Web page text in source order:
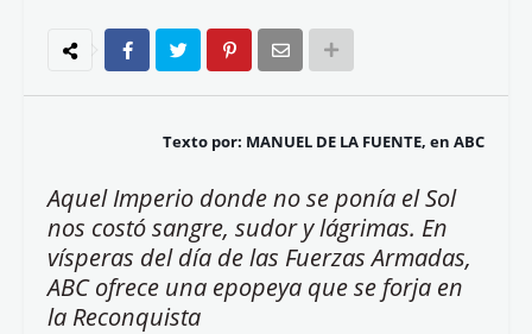
Texto por: MANUEL DE LA FUENTE, en ABC
Aquel Imperio donde no se ponía el Sol
nos costó sangre, sudor y lágrimas. En
vísperas del día de las Fuerzas Armadas,
ABC ofrece una epopeya que se forja en
la Reconquista